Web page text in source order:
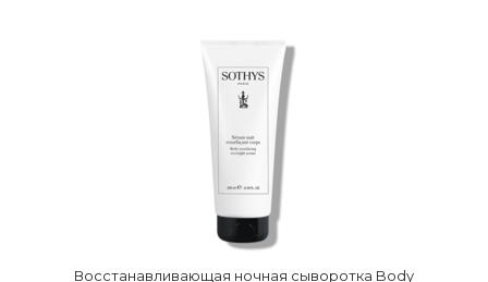
Восстанавливающая ночная сыворотка Body